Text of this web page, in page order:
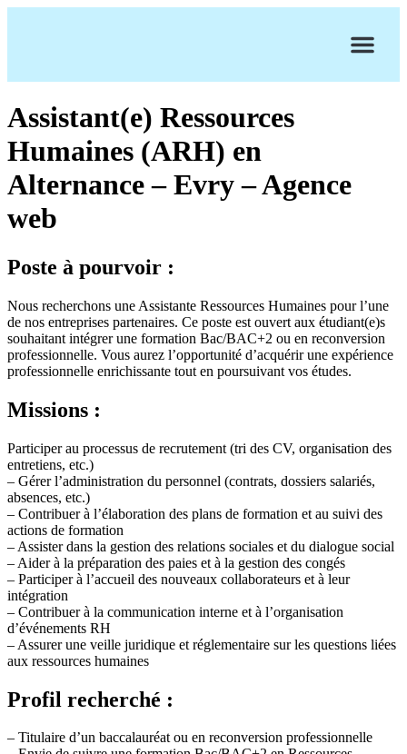
Assistant(e) Ressources
Humaines (ARH) en
Alternance – Evry – Agence
web
Poste à pourvoir :
Nous recherchons une Assistante Ressources Humaines pour l’une
de nos entreprises partenaires. Ce poste est ouvert aux étudiant(e)s
souhaitant intégrer une formation Bac/BAC+2 ou en reconversion
professionnelle. Vous aurez l’opportunité d’acquérir une expérience
professionnelle enrichissante tout en poursuivant vos études.
Missions :
Participer au processus de recrutement (tri des CV, organisation des
entretiens, etc.)
– Gérer l’administration du personnel (contrats, dossiers salariés,
absences, etc.)
– Contribuer à l’élaboration des plans de formation et au suivi des
actions de formation
– Assister dans la gestion des relations sociales et du dialogue social
– Aider à la préparation des paies et à la gestion des congés
– Participer à l’accueil des nouveaux collaborateurs et à leur
intégration
– Contribuer à la communication interne et à l’organisation
d’événements RH
– Assurer une veille juridique et réglementaire sur les questions liées
aux ressources humaines
Profil recherché :
– Titulaire d’un baccalauréat ou en reconversion professionnelle